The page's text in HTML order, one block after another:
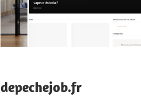
depechejob.fr